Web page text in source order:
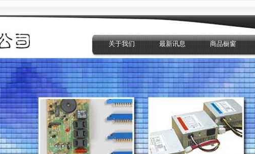
关于我们 最新讯息 商品橱窗